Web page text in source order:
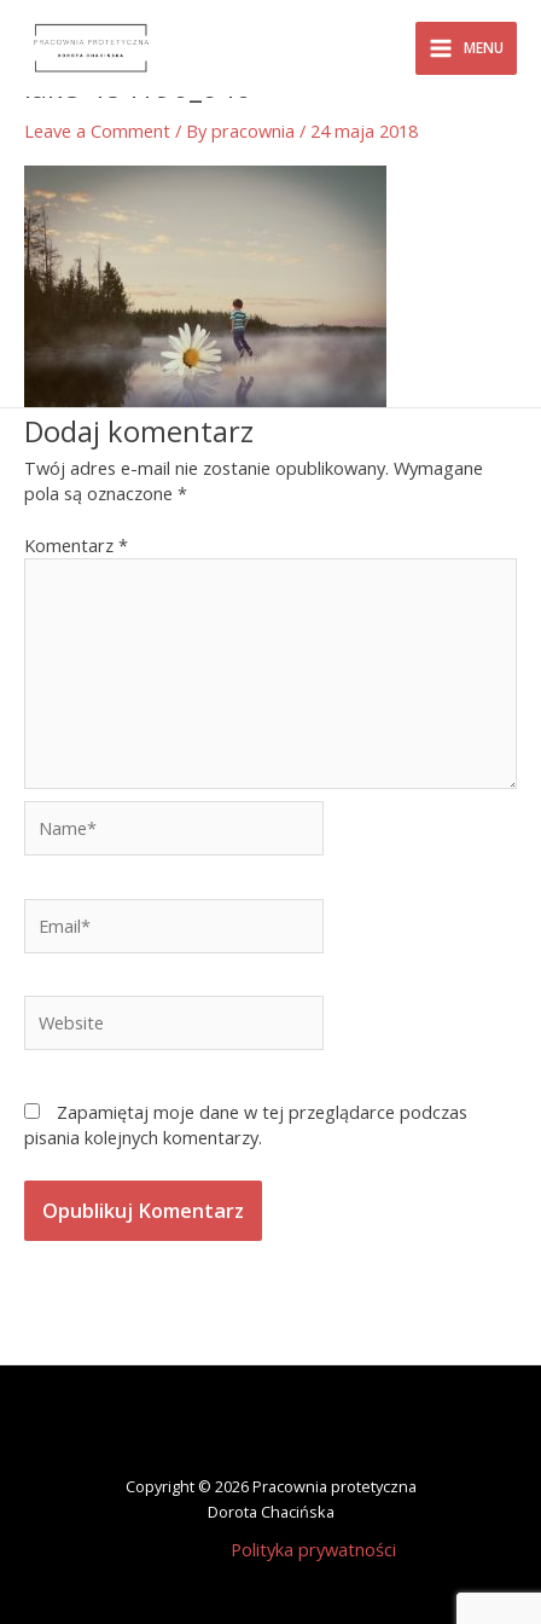
content
Main
Menu
MENU
lake-484190_640
Leave a Comment / By pracownia / 24 maja 2018
Dodaj komentarz
Twój adres e-mail nie zostanie opublikowany. Wymagane
pola są oznaczone *
Komentarz *
Zapamiętaj moje dane w tej przeglądarce podczas
pisania kolejnych komentarzy.
Copyright © 2026 Pracownia protetyczna
Dorota Chacińska
Polityka prywatności